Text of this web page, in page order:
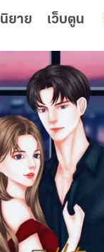
นิยาย เว็บตูน